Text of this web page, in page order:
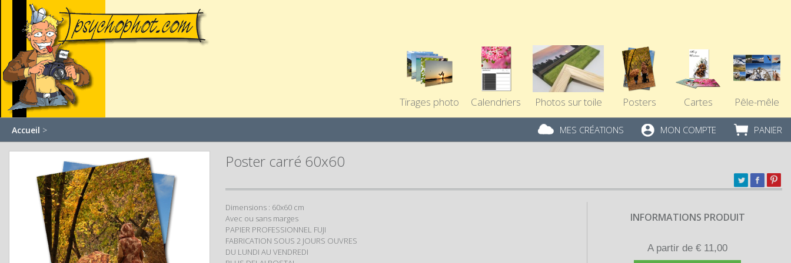
Tirages photo Calendriers Photos sur toile Posters Cartes Pêle-mêle
Accueil > PANIER
MON COMPTE
MES CRÉATIONS
Poster carré 60x60
INFORMATIONS PRODUIT
A partir de € 11,00
Dimensions : 60x60 cm
Avec ou sans marges
PAPIER PROFESSIONNEL FUJI
FABRICATION SOUS 2 JOURS OUVRES
DU LUNDI AU VENDREDI